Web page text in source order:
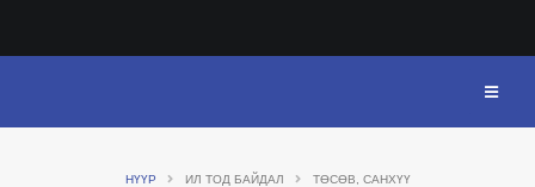
НҮҮР ИЛ ТОД БАЙДАЛ ТӨСӨВ, САНХҮҮ